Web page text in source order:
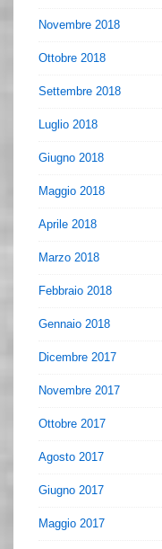
Novembre 2018
Ottobre 2018
Settembre 2018
Luglio 2018
Giugno 2018
Maggio 2018
Aprile 2018
Marzo 2018
Febbraio 2018
Gennaio 2018
Dicembre 2017
Novembre 2017
Ottobre 2017
Agosto 2017
Giugno 2017
Maggio 2017